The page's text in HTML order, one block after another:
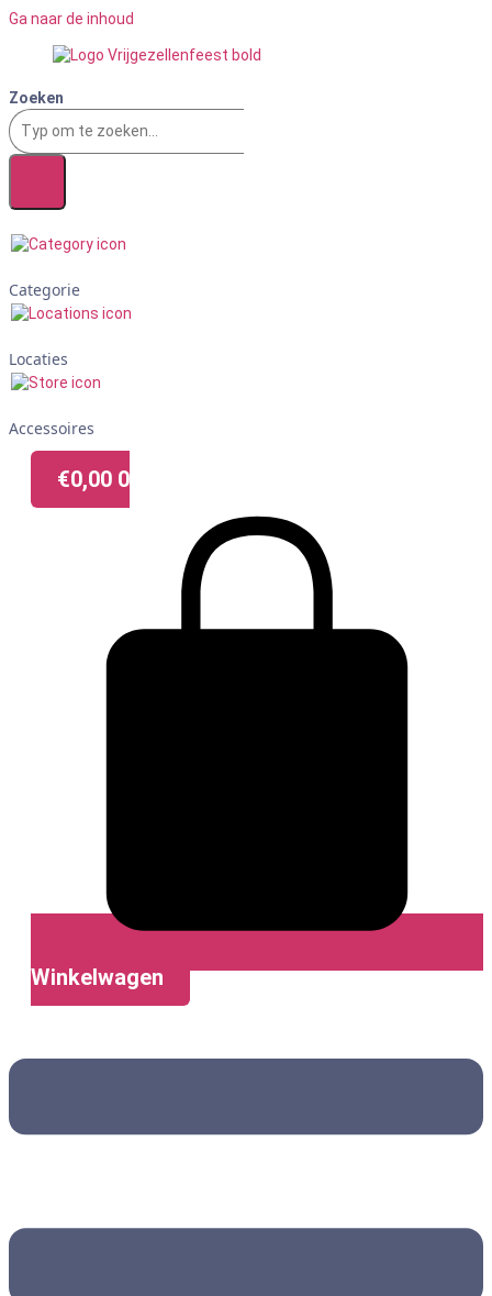
Ga naar de inhoud
Zoeken
Categorie
Locaties
Accessoires
€0,00 0
Winkelwagen